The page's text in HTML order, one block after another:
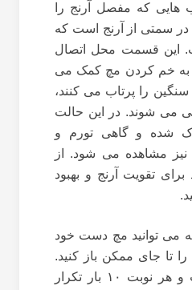
هایی که مفصل آرنج را
در سمتی از آرنج است که
این قسمت محل اتصال
خم کردن مچ کمک می
را پرتاب می کنند،
می شوند. در این حالت
شده و گاهی تورم و
مشاهده می شود. از
تقویت آرنج و بهبود
می توانید مچ دست خود
تا جای ممکن باز کنید.
این حرکت را ۳ نوبت و هر نوبت ۱۰ بار تکرار